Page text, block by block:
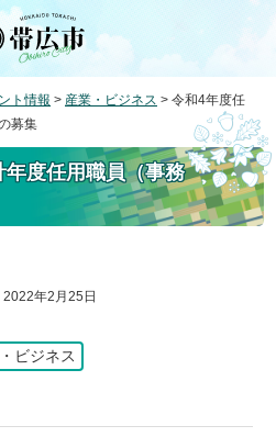
ト情報 > 産業・ビジネス > 令和4年度任
募集
度任用職員（事務
年2月25日
ビジネス